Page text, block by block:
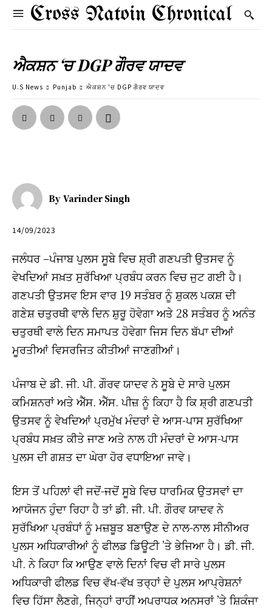
Cross Natoin Chronical
ਐਕਸ਼ਨ ‘ਚ DGP ਗੌਰਵ ਯਾਦਵ
U.S News Punjab ਐਕਸ਼ਨ 'ਚ DGP ਗੌਰਵ ਯਾਦਵ
By Varinder Singh
14/09/2023
ਜਲੰਧਰ –ਪੰਜਾਬ ਪੁਲਸ ਸੂਬੇ ਵਿਚ ਸ਼੍ਰੀ ਗਣਪਤੀ ਉਤਸਵ ਨੂੰ
ਵੇਖਦਿਆਂ ਸਖ਼ਤ ਸੁਰੱਖਿਆ ਪ੍ਰਬੰਧ ਕਰਨ ਵਿਚ ਜੁਟ ਗਈ ਹੈ।
ਗਣਪਤੀ ਉਤਸਵ ਇਸ ਵਾਰ 19 ਸਤੰਬਰ ਨੂੰ ਸ਼ੁਕਲ ਪਕਸ਼ ਦੀ
ਗਣੇਸ਼ ਚਤੁਰਥੀ ਵਾਲੇ ਦਿਨ ਸ਼ੁਰੂ ਹੋਵੇਗਾ ਅਤੇ 28 ਸਤੰਬਰ ਨੂੰ ਅਨੰਤ
ਚਤੁਰਥੀ ਵਾਲੇ ਦਿਨ ਸਮਾਪਤ ਹੋਵੇਗਾ ਜਿਸ ਦਿਨ ਬੱਪਾ ਦੀਆਂ
ਮੂਰਤੀਆਂ ਵਿਸਰਜਿਤ ਕੀਤੀਆਂ ਜਾਣਗੀਆਂ।
ਪੰਜਾਬ ਦੇ ਡੀ. ਜੀ. ਪੀ. ਗੌਰਵ ਯਾਦਵ ਨੇ ਸੂਬੇ ਦੇ ਸਾਰੇ ਪੁਲਸ
ਕਮਿਸ਼ਨਰਾਂ ਅਤੇ ਐੱਸ. ਐੱਸ. ਪੀਜ਼ ਨੂੰ ਕਿਹਾ ਹੈ ਕਿ ਸ਼੍ਰੀ ਗਣਪਤੀ
ਉਤਸਵ ਨੂੰ ਵੇਖਦਿਆਂ ਪ੍ਰਮੁੱਖ ਮੰਦਰਾਂ ਦੇ ਆਸ-ਪਾਸ ਸੁਰੱਖਿਆ
ਪ੍ਰਬੰਧ ਸਖ਼ਤ ਕੀਤੇ ਜਾਣ ਅਤੇ ਨਾਲ ਹੀ ਮੰਦਰਾਂ ਦੇ ਆਸ-ਪਾਸ
ਪੁਲਸ ਦੀ ਗਸ਼ਤ ਦਾ ਘੇਰਾ ਹੋਰ ਵਧਾਇਆ ਜਾਵੇ।
ਇਸ ਤੋਂ ਪਹਿਲਾਂ ਵੀ ਜਦੋਂ-ਜਦੋਂ ਸੂਬੇ ਵਿਚ ਧਾਰਮਿਕ ਉਤਸਵਾਂ ਦਾ
ਆਯੋਜਨ ਹੁੰਦਾ ਰਿਹਾ ਹੈ ਤਾਂ ਡੀ. ਜੀ. ਪੀ. ਗੌਰਵ ਯਾਦਵ ਨੇ
ਸੁਰੱਖਿਆ ਪ੍ਰਬੰਧਾਂ ਨੂੰ ਮਜ਼ਬੂਤ ਬਣਾਉਣ ਦੇ ਨਾਲ-ਨਾਲ ਸੀਨੀਅਰ
ਪੁਲਸ ਅਧਿਕਾਰੀਆਂ ਨੂੰ ਫੀਲਡ ਡਿਊਟੀ ’ਤੇ ਭੇਜਿਆ ਹੈ। ਡੀ. ਜੀ.
ਪੀ. ਨੇ ਕਿਹਾ ਕਿ ਆਉਣ ਵਾਲੇ ਦਿਨਾਂ ਵਿਚ ਵੀ ਸਾਰੇ ਪੁਲਸ
ਅਧਿਕਾਰੀ ਫੀਲਡ ਵਿਚ ਵੱਖ-ਵੱਖ ਤਰ੍ਹਾਂ ਦੇ ਪੁਲਸ ਆਪ੍ਰੇਸ਼ਨਾਂ
ਵਿਚ ਹਿੱਸਾ ਲੈਣਗੇ, ਜਿਨ੍ਹਾਂ ਰਾਹੀਂ ਅਪਰਾਧਕ ਅਨਸਰਾਂ ’ਤੇ ਸ਼ਿਕੰਜਾ